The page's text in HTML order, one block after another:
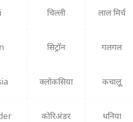
चिल्‍ली लाल मिर्च
सिट्रॉन गलगल
क्‍लोकसिया कचालूू
कोरिअंडर धनिया